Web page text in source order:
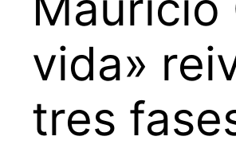
vida»
tres